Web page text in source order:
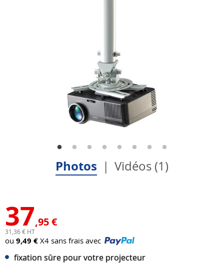
Photos Vidéos (1)
37,95 €
31,36 € HT
ou 9,49 € X4 sans frais avec
fixation sûre pour votre projecteur